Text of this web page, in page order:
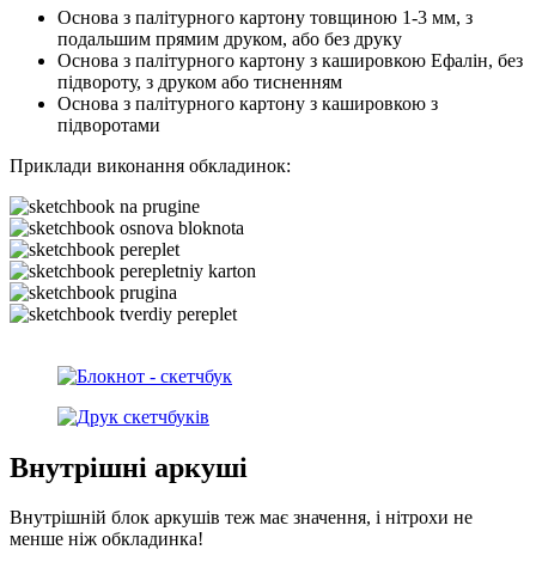
Основа з палітурного картону товщиною 1-3 мм, з
подальшим прямим друком, або без друку
Основа з палітурного картону з кашировкою Ефалін, без
підвороту, з друком або тисненням
Основа з палітурного картону з кашировкою з
підворотами
Приклади виконання обкладинок:
Внутрішні аркуші
Внутрішній блок аркушів теж має значення, і нітрохи не
менше ніж обкладинка!